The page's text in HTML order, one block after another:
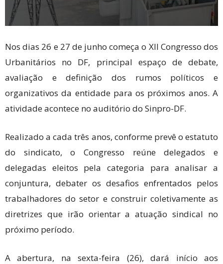
Nos dias 26 e 27 de junho começa o XII Congresso dos
Urbanitários no DF, principal espaço de debate,
avaliação e definição dos rumos políticos e
organizativos da entidade para os próximos anos. A
atividade acontece no auditório do Sinpro-DF.
Realizado a cada três anos, conforme prevê o estatuto
do sindicato, o Congresso reúne delegados e
delegadas eleitos pela categoria para analisar a
conjuntura, debater os desafios enfrentados pelos
trabalhadores do setor e construir coletivamente as
diretrizes que irão orientar a atuação sindical no
próximo período.
A abertura, na sexta-feira (26), dará início aos